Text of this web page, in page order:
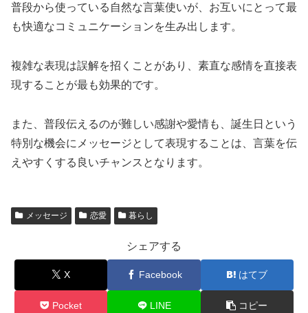
普段から使っている自然な言葉使いが、お互いにとって最
も快適なコミュニケーションを生み出します。
複雑な表現は誤解を招くことがあり、素直な感情を直接表
現することが最も効果的です。
また、普段伝えるのが難しい感謝や愛情も、誕生日という
特別な機会にメッセージとして表現することは、言葉を伝
えやすくする良いチャンスとなります。
メッセージ 恋愛 暮らし
シェアする
X Facebook はてブ
Pocket LINE コピー